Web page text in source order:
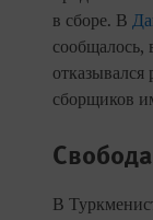
в сборе. В
сообщалось,
отказывался
сборщиков
В